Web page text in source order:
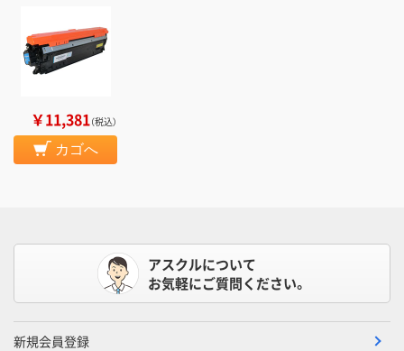
￥11,381（税込）
カゴへ
アスクルについて
お気軽にご質問ください。
新規会員登録